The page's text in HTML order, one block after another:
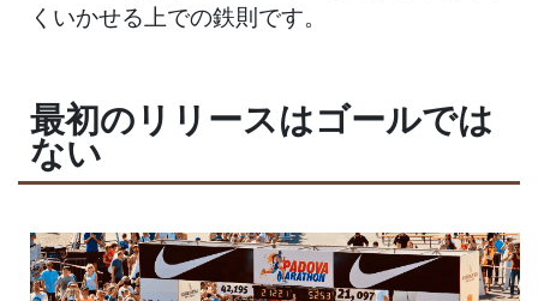
くいかせる上での鉄則です。
最初のリリースはゴールでは
ない